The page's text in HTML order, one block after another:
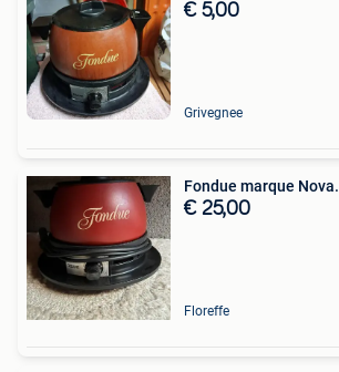
€ 5,00
Grivegnee
Fondue marque Nova.
€ 25,00
Floreffe